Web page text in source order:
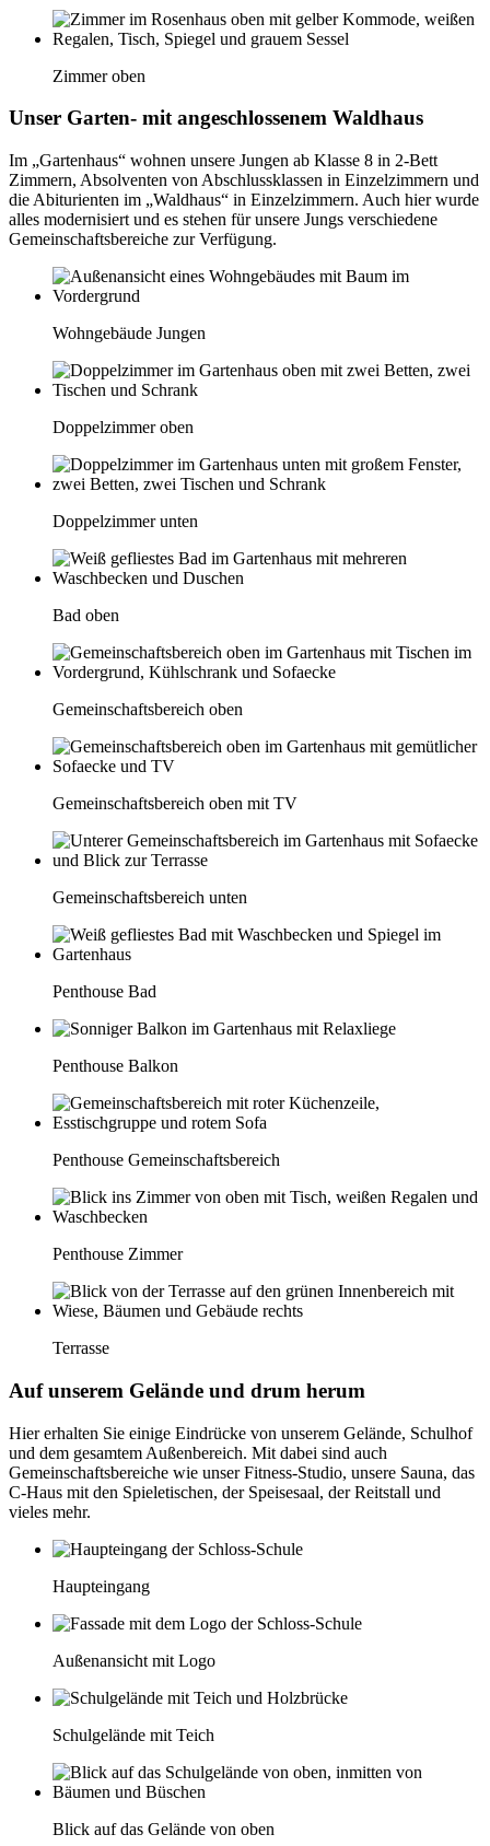
Zimmer oben
Unser Garten- mit angeschlossenem Waldhaus
Im „Gartenhaus“ wohnen unsere Jungen ab Klasse 8 in 2-Bett
Zimmern, Absolventen von Abschlussklassen in Einzelzimmern und
die Abiturienten im „Waldhaus“ in Einzelzimmern. Auch hier wurde
alles modernisiert und es stehen für unsere Jungs verschiedene
Gemeinschaftsbereiche zur Verfügung.
Wohngebäude Jungen
Doppelzimmer oben
Doppelzimmer unten
Bad oben
Gemeinschaftsbereich oben
Gemeinschaftsbereich oben mit TV
Gemeinschaftsbereich unten
Penthouse Bad
Penthouse Balkon
Penthouse Gemeinschaftsbereich
Penthouse Zimmer
Terrasse
Auf unserem Gelände und drum herum
Hier erhalten Sie einige Eindrücke von unserem Gelände, Schulhof
und dem gesamtem Außenbereich. Mit dabei sind auch
Gemeinschaftsbereiche wie unser Fitness-Studio, unsere Sauna, das
C-Haus mit den Spieletischen, der Speisesaal, der Reitstall und
vieles mehr.
Haupteingang
Außenansicht mit Logo
Schulgelände mit Teich
Blick auf das Gelände von oben